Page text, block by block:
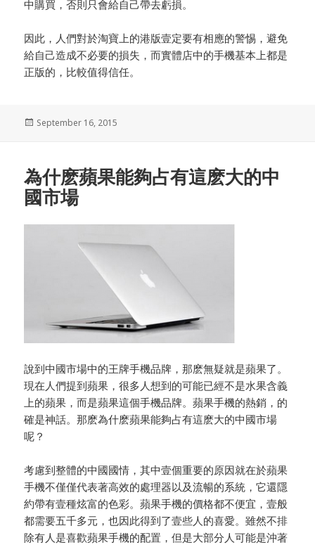
中購買，否則只會給自己帶去虧損。
因此，人們對於淘寶上的港版壹定要有相應的警惕，避免
給自己造成不必要的損失，而實體店中的手機基本上都是
正版的，比較值得信任。
Posted
September 16, 2015
為什麽蘋果能夠占有這麽大的中
國市場
說到中國市場中的王牌手機品牌，那麽無疑就是蘋果了。
現在人們提到蘋果，很多人想到的可能已經不是水果含義
上的蘋果，而是蘋果這個手機品牌。蘋果手機的熱銷，的
確是神話。那麽為什麽蘋果能夠占有這麽大的中國市場
呢？
考慮到整體的中國國情，其中壹個重要的原因就在於蘋果
手機不僅僅代表著高效的處理器以及流暢的系統，它還隱
約帶有壹種炫富的色彩。蘋果手機的價格都不便宜，壹般
都需要五千多元，也因此得到了壹些人的喜愛。雖然不排
除有人是喜歡蘋果手機的配置，但是大部分人可能是沖著